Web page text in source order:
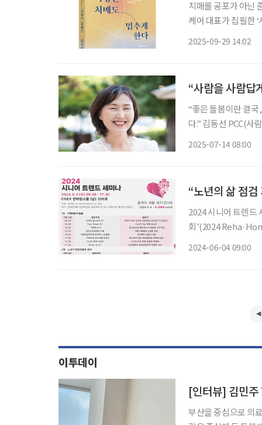
치매를 공포가 아닌
케어 대표가 집필한
2025-09-29 14:02
“사람을 사람답
“좋은 돌봄이란 결
다.” 김동선 PCC(사
2025-07-14 08:00
“노년의 삶 점
2024 시니어 트렌드
회’(2024
2024-06-04 09:00
이투데이
[인터뷰] 김민
부산을 중심으로 의